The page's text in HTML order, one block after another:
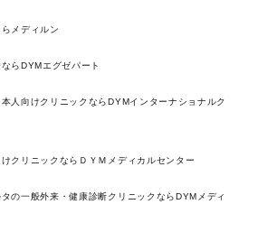
メディルン
らDYMエグゼパート
人向けクリニックならDYMインターナショナルク
クリニックならＤＹＭメディカルセンター
の一般外来・健康診断クリニックならDYMメディ